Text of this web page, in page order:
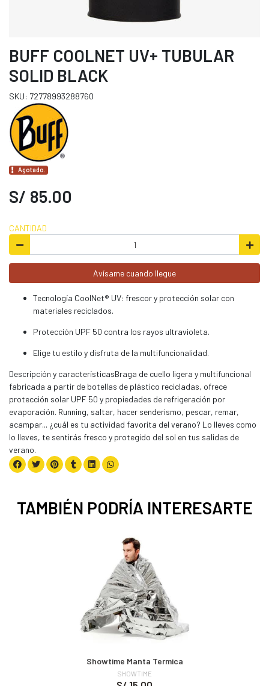
BUFF COOLNET UV+ TUBULAR
SOLID BLACK
SKU: 72778993288760
Agotado.
S/ 85.00
CANTIDAD
Avísame cuando llegue
Tecnología CoolNet® UV: frescor y protección solar con
materiales reciclados.
Protección UPF 50 contra los rayos ultravioleta.
Elige tu estilo y disfruta de la multifuncionalidad.
Descripción y característicasBraga de cuello ligera y multifuncional
fabricada a partir de botellas de plástico recicladas, ofrece
protección solar UPF 50 y propiedades de refrigeración por
evaporación. Running, saltar, hacer senderismo, pescar, remar,
acampar... ¿cuál es tu actividad favorita del verano? Lo lleves como
lo lleves, te sentirás fresco y protegido del sol en tus salidas de
verano.
TAMBIÉN PODRÍA INTERESARTE
Showtime Manta Termica
SHOWTIME